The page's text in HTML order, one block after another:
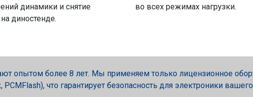
динамики и снятие
диностенде.
во всех режимах нагрузки.
опытом более 8 лет. Мы применяем только лицензионное
что гарантирует безопасность для электроники